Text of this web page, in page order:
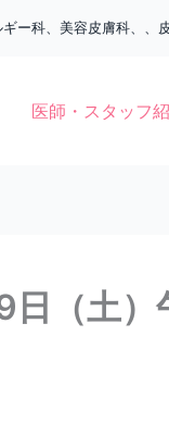
ー科、美容皮膚科、、
医師・スタッフ
（土